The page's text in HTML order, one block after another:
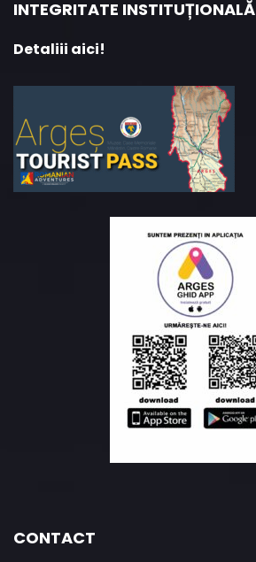
INTEGRITATE INSTITUȚIONALĂ
Detaliii aici!
CONTACT